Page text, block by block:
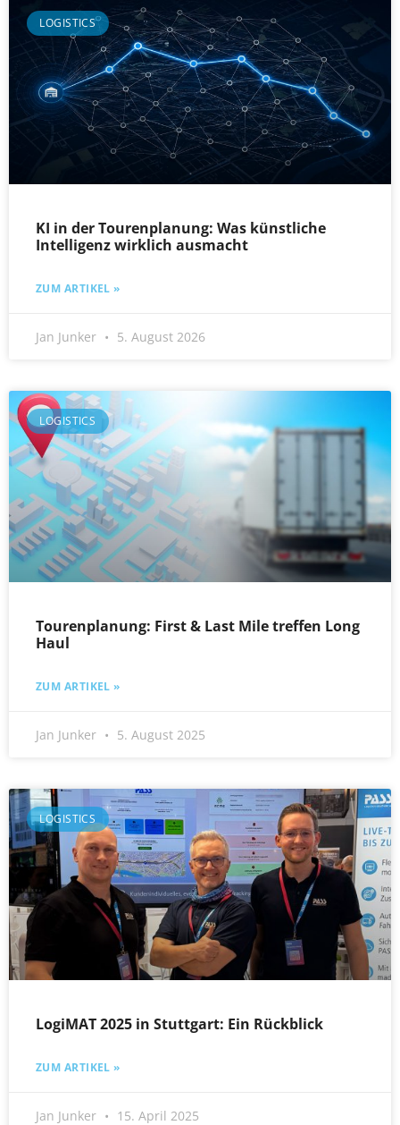
LOGISTICS
KI in der Tourenplanung: Was künstliche
Intelligenz wirklich ausmacht
ZUM ARTIKEL »
Jan Junker 5. August 2026
LOGISTICS
Tourenplanung: First & Last Mile treffen Long
Haul
ZUM ARTIKEL »
Jan Junker 5. August 2025
LOGISTICS
LogiMAT 2025 in Stuttgart: Ein Rückblick
ZUM ARTIKEL »
Jan Junker 15. April 2025